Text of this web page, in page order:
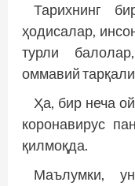
Тарихнинг
ҳодисалар,
турли
оммавий
Ҳа, бир неча
коронавирус
қилмоқда.
Маълумки,